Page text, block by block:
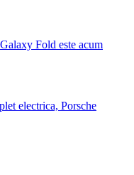
Fold este acum
electrica, Porsche